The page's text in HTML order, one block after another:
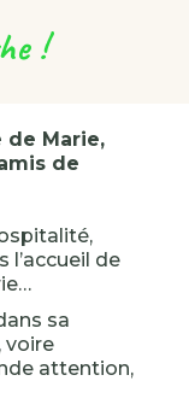
!
de Marie,
de
l’accueil de
sa
voire
attention,